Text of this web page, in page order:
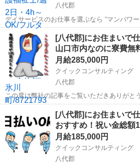
八代郡
デイサービスのお仕事を選ぶなら “マンパワーグループ”で決まり！ ✅️
高時給で稼げる！ ✅️ライフスタイルに合わせて働ける！ ✅️資格取得支
熊本 八代郡 医療
[八代郡]にお住まいで
山口市内なのに寮費
月給285,000円
クイックコンサルティング
八代郡
この度は弊社の記事をご覧いただきありがと
お読みいただき下記からご応募お待ちしてお
ちらからお願いいたします♪ ↓
工場 無料
[八代郡]にお住まいで
おすすめ！祝い金総
月給185,000円
クイックコンサルティング
八代郡